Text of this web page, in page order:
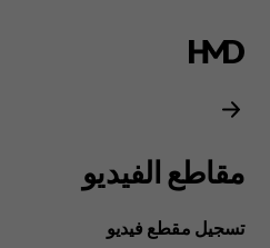
دليل
مستخدم
Nokia
G21
مقاطع الفيديو
تسجيل مقطع فيديو